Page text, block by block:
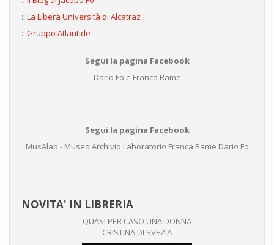
:: La Libera Università di Alcatraz
:: Gruppo Atlantide
Segui la pagina Facebook
Dario Fo e Franca Rame
Segui la pagina Facebook
MusAlab - Museo Archivio Laboratorio Franca Rame Dario Fo
NOVITA' IN LIBRERIA
QUASI PER CASO UNA DONNA
CRISTINA DI SVEZIA